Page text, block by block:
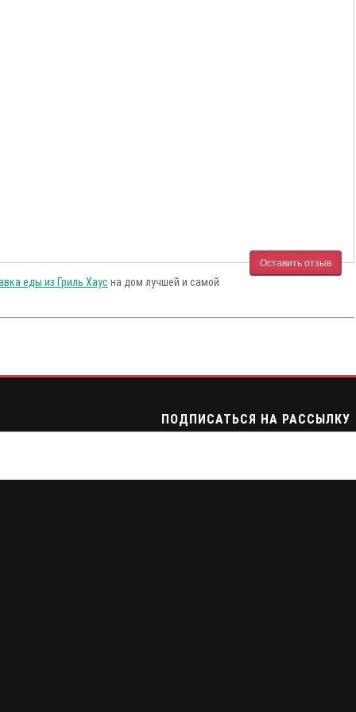
Оставить отзыв
еды из Гриль Хаус на дом лучшей и самой
ПОДПИСАТЬСЯ НА РАССЫЛКУ